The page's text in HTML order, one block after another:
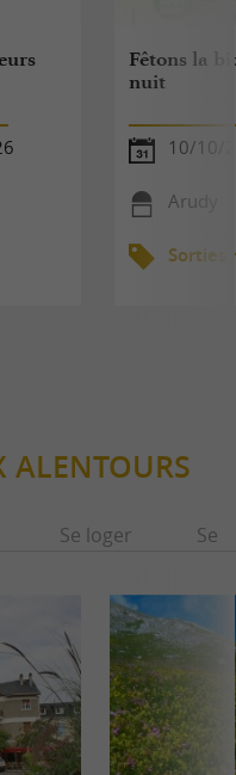
Fêtons la
nuit
10/10/
Arudy
Sorties
ALENTOURS
Se loger Se